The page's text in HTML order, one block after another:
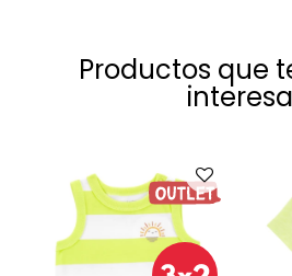
Productos que